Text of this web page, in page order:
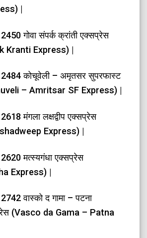
|
गोवा संपर्क क्रांती एक्सप्रेस
Kranti Express) |
कोचूवेली – अमृतसर सुपरफास्ट
– Amritsar SF Express) |
मंगला लक्षद्वीप एक्सप्रेस
Express) |
मत्स्यगंधा एक्सप्रेस
Express) |
वास्को द गामा – पटना
(Vasco da Gama – Patna